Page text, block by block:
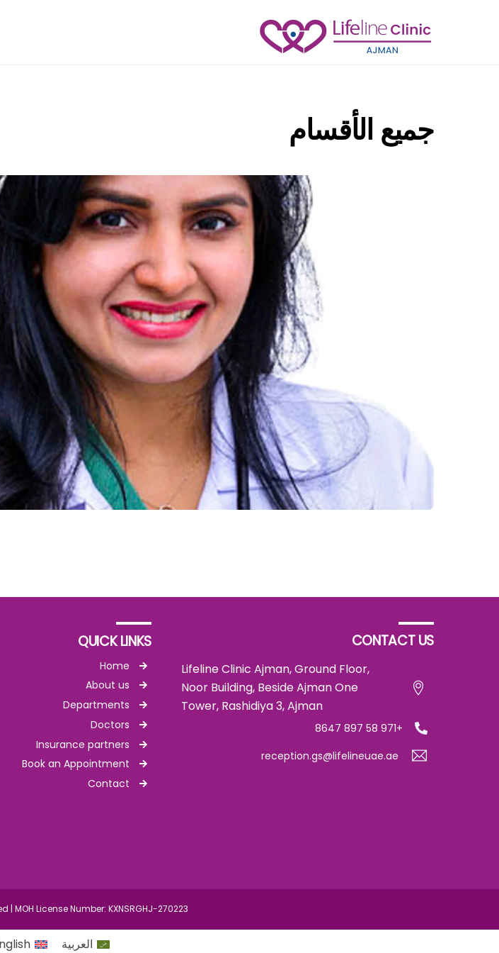
جميع الأقسام
CONTACT US
Lifeline Clinic Ajman, Ground Floor,
Noor Building, Beside Ajman One
Tower, Rashidiya 3, Ajman
+971 58 897 8647
reception.gs@lifelineuae.ae
QUICK LINKS
Home
About us
Departments
Doctors
Insurance partners
Book an Appointment
Contact
MOH License Number: KXNSRGHJ-270223
العربية